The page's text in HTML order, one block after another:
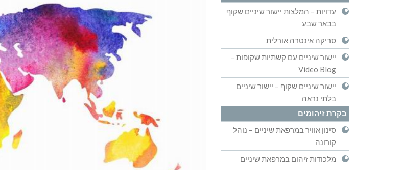
עדויות – המלצות יישור שיניים שקוף
בבאר שבע
סריקה אינטרה אורלית
יישור שיניים עם קשתיות שקופות –
Video Blog
יישור שיניים שקוף – יישור שיניים
בלתי נראה
בקרת זיהומים
סינון אוויר במרפאת שיניים – נוהל
קורונה
מלכודות זיהום במרפאת שיניים